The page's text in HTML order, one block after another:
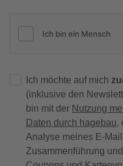
Ich möchte auf mich
(inklusive den
bin mit der Nutzung
Daten durch hagebau,
Analyse meines E-
Zusammenführung